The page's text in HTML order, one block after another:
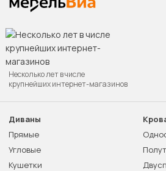
Несколько лет в числе
крупнейших интернет-магазинов
Диваны
Прямые
Угловые
Кушетки